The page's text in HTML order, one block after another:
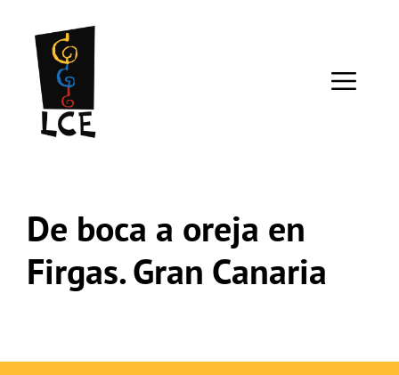
contenido
De boca a oreja en
Firgas. Gran Canaria